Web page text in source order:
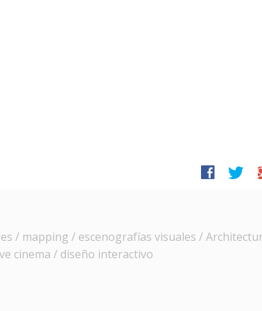
facebook twitter
/ mapping / escenografías visuales /
cinema / diseño interactivo